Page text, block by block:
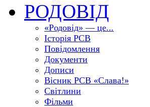
РОДОВІД
«Родовід» — це...
Історія РСВ
Повідомлення
Документи
Дописи
Вісник РСВ «Слава!»
Світлини
Фільми